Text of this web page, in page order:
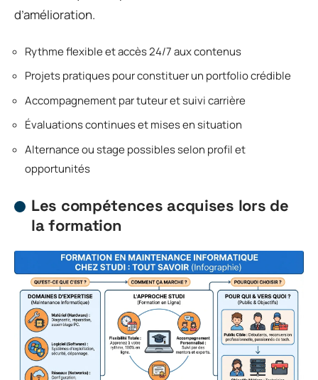
d’amélioration.
Rythme flexible et accès 24/7 aux contenus
Projets pratiques pour constituer un portfolio crédible
Accompagnement par tuteur et suivi carrière
Évaluations continues et mises en situation
Alternance ou stage possibles selon profil et
opportunités
Les compétences acquises lors de
la formation